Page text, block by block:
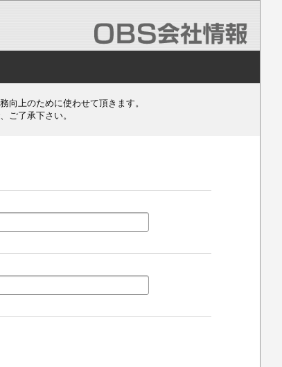
向上のために使わせて頂きます。
ご了承下さい。